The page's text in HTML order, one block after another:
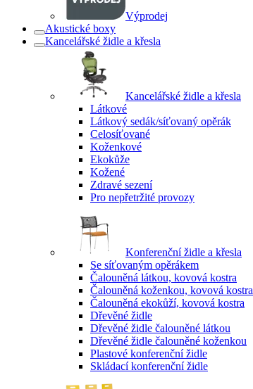
Výprodej
Akustické boxy
Kancelářské židle a křesla
Kancelářské židle a křesla
Látkové
Látkový sedák/síťovaný opěrák
Celosíťované
Koženkové
Ekokůže
Kožené
Zdravé sezení
Pro nepřetržité provozy
Konferenční židle a křesla
Se síťovaným opěrákem
Čalouněná látkou, kovová kostra
Čalouněná koženkou, kovová kostra
Čalouněná ekokůží, kovová kostra
Dřevěné židle
Dřevěné židle čalouněné látkou
Dřevěné židle čalouněné koženkou
Plastové konferenční židle
Skládací konferenční židle